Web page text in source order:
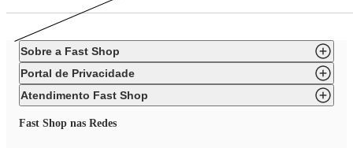
Sobre a Fast Shop
Portal de Privacidade
Atendimento Fast Shop
Fast Shop nas Redes